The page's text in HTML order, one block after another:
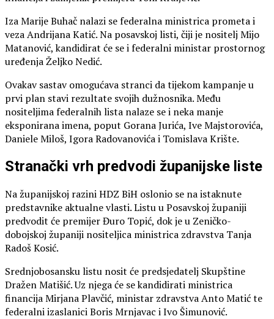
Iza Marije Buhač nalazi se federalna ministrica prometa i
veza Andrijana Katić. Na posavskoj listi, čiji je nositelj Mijo
Matanović, kandidirat će se i federalni ministar prostornog
uređenja Željko Nedić.
Ovakav sastav omogućava stranci da tijekom kampanje u
prvi plan stavi rezultate svojih dužnosnika. Među
nositeljima federalnih lista nalaze se i neka manje
eksponirana imena, poput Gorana Jurića, Ive Majstorovića,
Daniele Miloš, Igora Radovanovića i Tomislava Krište.
Stranački vrh predvodi županijske liste
Na županijskoj razini HDZ BiH oslonio se na istaknute
predstavnike aktualne vlasti. Listu u Posavskoj županiji
predvodit će premijer Đuro Topić, dok je u Zeničko-
dobojskoj županiji nositeljica ministrica zdravstva Tanja
Radoš Kosić.
Srednjobosansku listu nosit će predsjedatelj Skupštine
Dražen Matišić. Uz njega će se kandidirati ministrica
financija Mirjana Plavčić, ministar zdravstva Anto Matić te
federalni izaslanici Boris Mrnjavac i Ivo Šimunović.